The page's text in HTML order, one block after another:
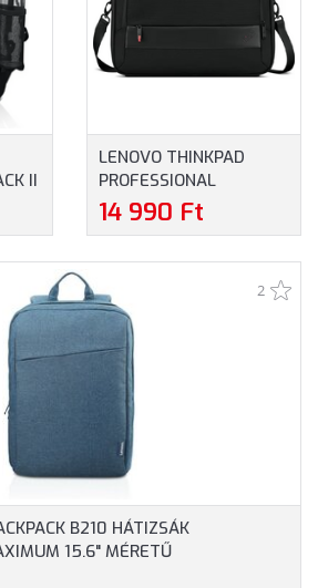
II
LENOVO THINKPAD
PROFESSIONAL
TOPLOAD GEN 2
NOTEBOOKTÁSKA
MÉRETŰ
NOTEBOOKOKHOZ -
FEKETE SZÍNBEN
14 990 Ft
2
B210 HÁTIZSÁK
15.6" MÉRETŰ
SZÍNBEN